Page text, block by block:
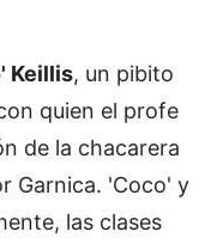
Keillis, un pibito
quien el profe
de la chacarera
Garnica. 'Coco' y
las clases